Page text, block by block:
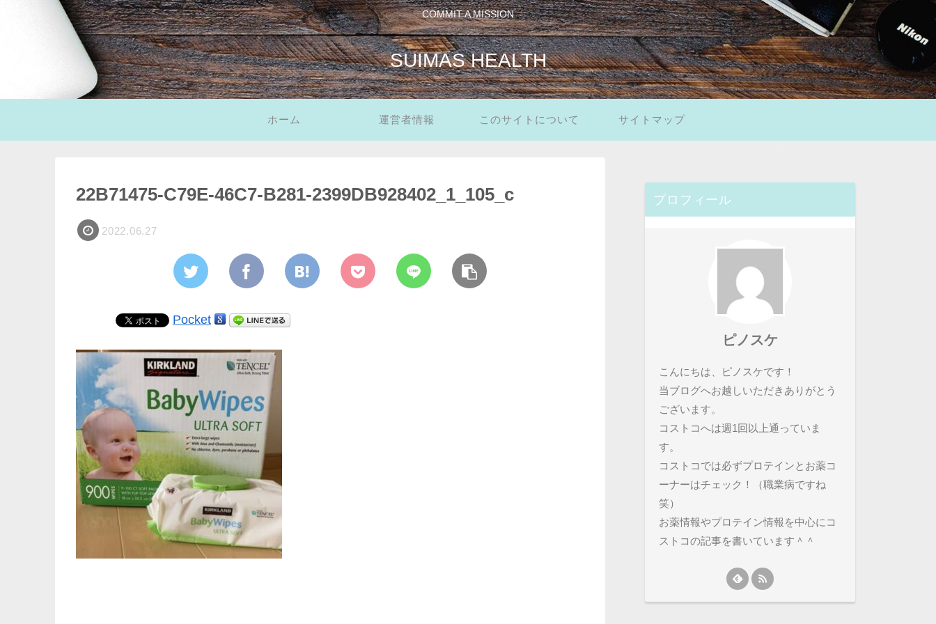
COMMIT A MISSION
SUIMAS HEALTH
ホーム 運営者情報 このサイトについて サイトマップ
22B71475-C79E-46C7-B281-2399DB928402_1_105_c
2022.06.27
Pocket
プロフィール
ピノスケ
こんにちは、ピノスケです！
当ブログへお越しいただきありがとう
ございます。
コストコへは週1回以上通っていま
す。
コストコでは必ずプロテインとお薬コ
ーナーはチェック！（職業病ですね
笑）
お薬情報やプロテイン情報を中心にコ
ストコの記事を書いています＾＾